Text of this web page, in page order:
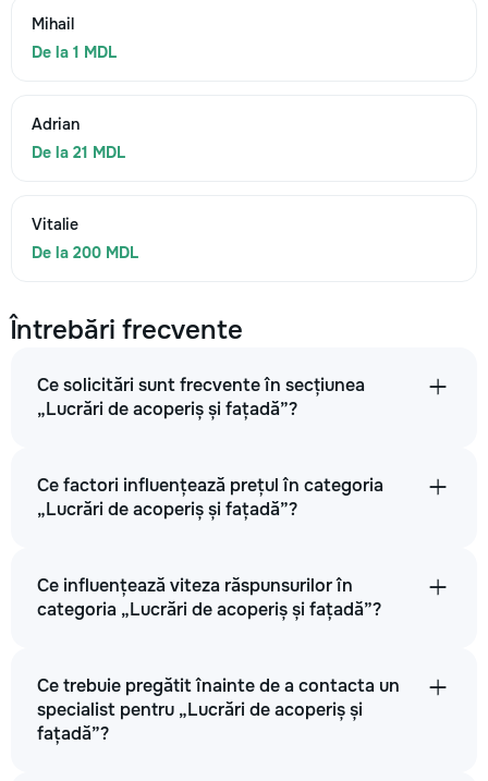
Mihail
De la 1 MDL
Adrian
De la 21 MDL
Vitalie
De la 200 MDL
Întrebări frecvente
Ce solicitări sunt frecvente în secțiunea
„Lucrări de acoperiș și fațadă”?
Ce factori influențează prețul în categoria
„Lucrări de acoperiș și fațadă”?
Ce influențează viteza răspunsurilor în
categoria „Lucrări de acoperiș și fațadă”?
Ce trebuie pregătit înainte de a contacta un
specialist pentru „Lucrări de acoperiș și
fațadă”?